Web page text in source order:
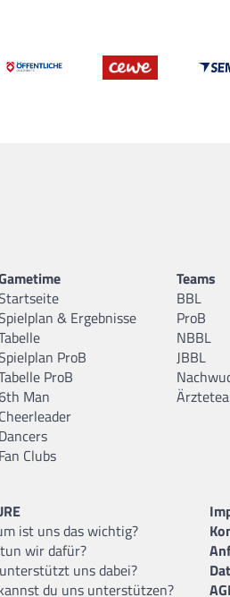
& Ergebnisse
ProB
ProB
Man
Cheerleader
Dancers
Fan Clubs
Teams
BBL
ProB
NBBL
JBBL
ist uns das wichtig?
wir dafür?
uns dabei?
du uns unterstützen?